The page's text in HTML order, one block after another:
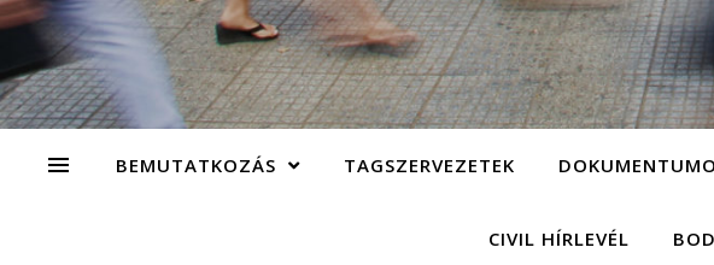
BEMUTATKOZÁS TAGSZERVEZETEK
CIVIL HÍRLEVÉL